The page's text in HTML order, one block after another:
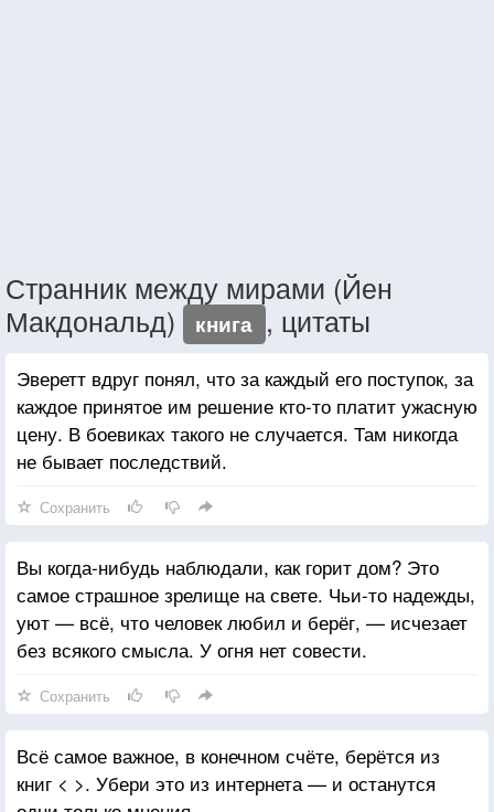
Странник между мирами (Йен
Макдональд)
книга , цитаты
Эверетт вдруг понял, что за каждый его поступок, за
каждое принятое им решение кто-то платит ужасную
цену. В боевиках такого не случается. Там никогда
не бывает последствий.
Сохранить
Вы когда-нибудь наблюдали, как горит дом? Это
самое страшное зрелище на свете. Чьи-то надежды,
уют — всё, что человек любил и берёг, — исчезает
без всякого смысла. У огня нет совести.
Сохранить
Всё самое важное, в конечном счёте, берётся из
книг < >. Убери это из интернета — и останутся